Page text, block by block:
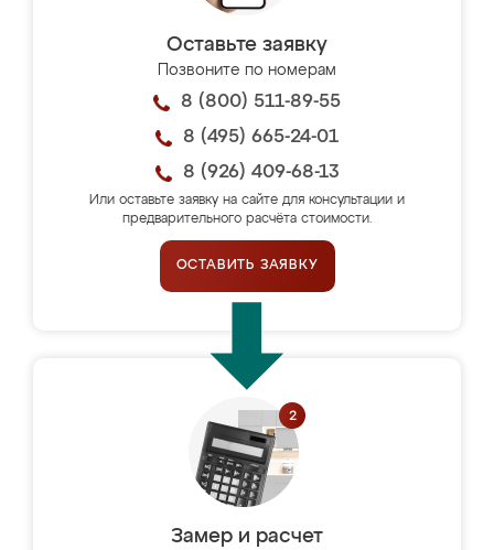
Оставьте заявку
Позвоните по номерам
8 (800) 511-89-55
8 (495) 665-24-01
8 (926) 409-68-13
Или оставьте заявку на сайте для консультации и
предварительного расчёта стоимости.
ОСТАВИТЬ ЗАЯВКУ
Замер и расчет